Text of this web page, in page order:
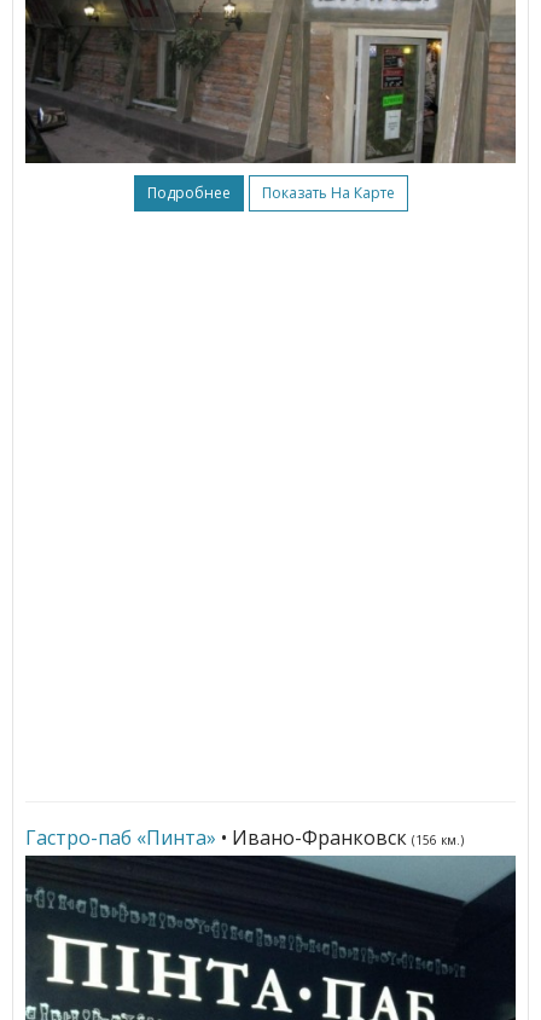
Подробнее Показать На Карте
Гастро-паб «Пинта» • Ивано-Франковск (156 км.)